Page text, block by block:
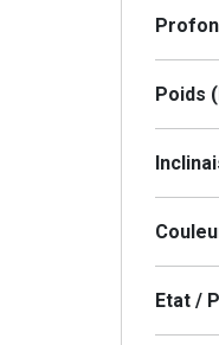
Poids
Etat /